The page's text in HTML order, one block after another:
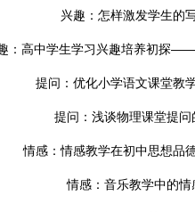
兴趣：怎样激发学生的
：高中学生学习兴趣培养初探——
提问：优化小学语文课堂教
提问：浅谈物理课堂提问
情感：情感教学在初中思想品
情感：音乐教学中的情